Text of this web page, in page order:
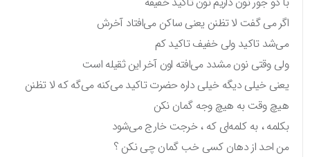
اگر می گفت لا تظنن یعنی ساکن می‌افتاد آخرش
می‌شد تاکید ولی خفیف تاکید کم
ولی وقتی نون مشدد می‌افته اون آخر این ثقیله است
یعنی خیلی دیگه خیلی داره حضرت تاکید می‌کنه می‌گه که لا تظنن
هیچ وقت به هیچ وجه گمان نکن
بکلمه ، به کلمه‌ای که ، خرجت خارج می‌شود
من احد از دهان کسی خب گمان چی نکن ؟